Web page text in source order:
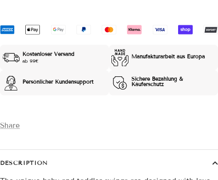
Kostenloser Versand
ab 99€
Manufakturarbeit aus Europa
Persönlicher Kundensupport Sichere Bezahlung &
Käuferschutz
Share
DESCRIPTION